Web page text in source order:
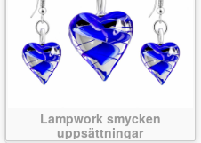
Lampwork smycken
uppsättningar